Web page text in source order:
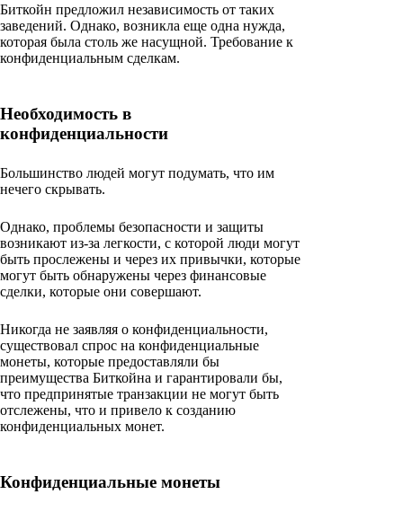
Биткойн предложил независимость от таких
заведений. Однако, возникла еще одна нужда,
которая была столь же насущной. Требование к
конфиденциальным сделкам.
Необходимость в
конфиденциальности
Большинство людей могут подумать, что им
нечего скрывать.
Однако, проблемы безопасности и защиты
возникают из-за легкости, с которой люди могут
быть прослежены и через их привычки, которые
могут быть обнаружены через финансовые
сделки, которые они совершают.
Никогда не заявляя о конфиденциальности,
существовал спрос на конфиденциальные
монеты, которые предоставляли бы
преимущества Биткойна и гарантировали бы,
что предпринятые транзакции не могут быть
отслежены, что и привело к созданию
конфиденциальных монет.
Конфиденциальные монеты